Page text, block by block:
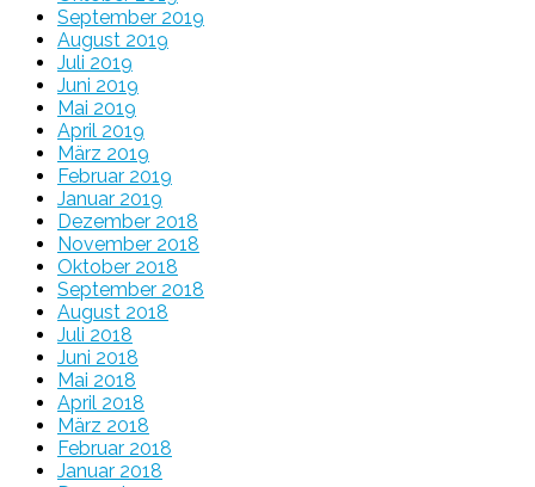
September 2019
August 2019
Juli 2019
Juni 2019
Mai 2019
April 2019
März 2019
Februar 2019
Januar 2019
Dezember 2018
November 2018
Oktober 2018
September 2018
August 2018
Juli 2018
Juni 2018
Mai 2018
April 2018
März 2018
Februar 2018
Januar 2018